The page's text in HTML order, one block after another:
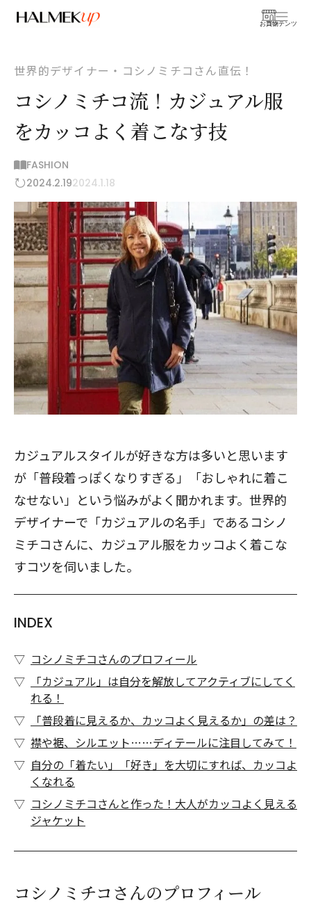
お買物
コンテンツ
世界的デザイナー・コシノミチコさん直伝！
コシノミチコ流！カジュアル服
をカッコよく着こなす技
FASHION
2024.2.192024.1.18
カジュアルスタイルが好きな方は多いと思います
が「普段着っぽくなりすぎる」「おしゃれに着こ
なせない」という悩みがよく聞かれます。世界的
デザイナーで「カジュアルの名手」であるコシノ
ミチコさんに、カジュアル服をカッコよく着こな
すコツを伺いました。
INDEX
コシノミチコさんのプロフィール
「カジュアル」は自分を解放してアクティブにしてく
れる！
「普段着に見えるか、カッコよく見えるか」の差は？
襟や裾、シルエット……ディテールに注目してみて！
自分の「着たい」「好き」を大切にすれば、カッコよ
くなれる
コシノミチコさんと作った！大人がカッコよく見える
ジャケット
コシノミチコさんのプロフィール